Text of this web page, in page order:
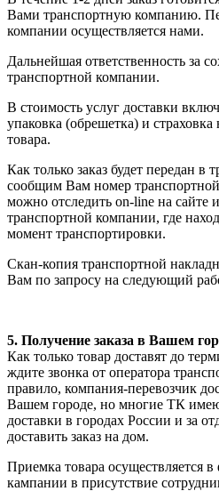
Вами транспортную компанию.
компании осуществляется нами.
Дальнейшая ответственность за
транспортной компании.
В стоимость услуг доставки
упаковка (обрешетка) и
товара.
Как только заказ будет передан
сообщим Вам номер
можно отследить on-line на сайте
транспортной компании, где
момент транспортировки.
Скан-копия транспортной
Вам по запросу на следующий
5. Получение заказа в Вашем
Как только товар доставят до
ждите звонка от оператора
правило, компания-перевозчик
Вашем городе, но многие ТК
доставки в городах России и за
доставить заказ на дом.
Приемка товара осуществляется
кампании в присутствие